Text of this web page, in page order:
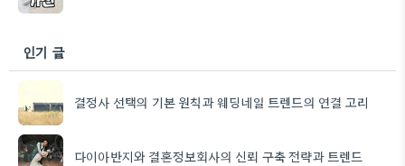
인기 글
결정사 선택의 기본 원칙과 웨딩네일 트렌드의 연결 고리
다이아반지와 결혼정보회사의 신뢰 구축 전략과 트렌드